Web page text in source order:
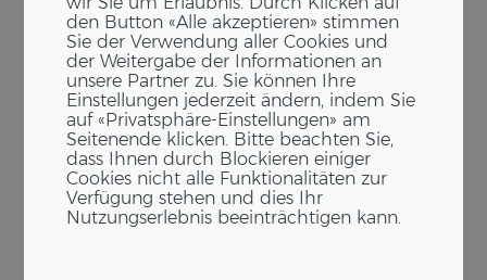
den Button «Alle akzeptieren» stimmen
Sie der Verwendung aller Cookies und
der Weitergabe der Informationen an
unsere Partner zu. Sie können Ihre
Einstellungen jederzeit ändern, indem Sie
auf «Privatsphäre-Einstellungen» am
Seitenende klicken. Bitte beachten Sie,
dass Ihnen durch Blockieren einiger
Cookies nicht alle Funktionalitäten zur
Verfügung stehen und dies Ihr
Nutzungserlebnis beeinträchtigen kann.